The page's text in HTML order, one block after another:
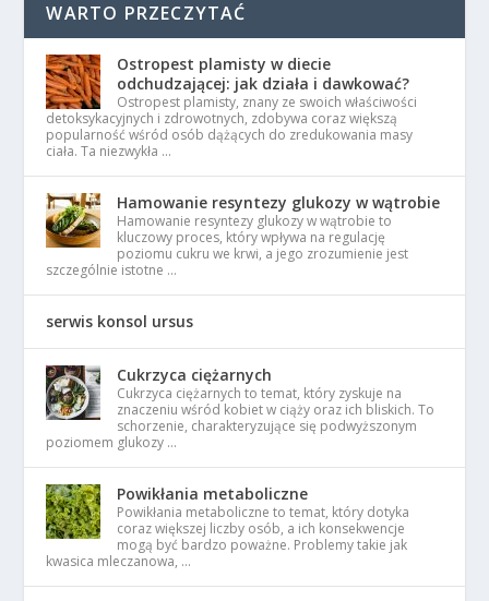
WARTO PRZECZYTAĆ
Ostropest plamisty w diecie
odchudzającej: jak działa i dawkować?
Ostropest plamisty, znany ze swoich właściwości
detoksykacyjnych i zdrowotnych, zdobywa coraz większą
popularność wśród osób dążących do zredukowania masy
ciała. Ta niezwykła …
Hamowanie resyntezy glukozy w wątrobie
Hamowanie resyntezy glukozy w wątrobie to
kluczowy proces, który wpływa na regulację
poziomu cukru we krwi, a jego zrozumienie jest
szczególnie istotne …
serwis konsol ursus
Cukrzyca ciężarnych
Cukrzyca ciężarnych to temat, który zyskuje na
znaczeniu wśród kobiet w ciąży oraz ich bliskich. To
schorzenie, charakteryzujące się podwyższonym
poziomem glukozy …
Powikłania metaboliczne
Powikłania metaboliczne to temat, który dotyka
coraz większej liczby osób, a ich konsekwencje
mogą być bardzo poważne. Problemy takie jak
kwasica mleczanowa, …